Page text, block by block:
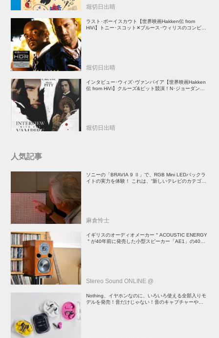
堀切日出晴
ラスト･ボーイスカウト【世界映画Hakken伝 from
HiVi】トニー･スコット✕ブルース･ウィリスのコンビが
堀切日出晴
インタビュー･ウィズ･ヴァンパイア【世界映画Hakken
伝 from HiVi】クルーズ&ピット競演！N･ジョーダン監
堀切日出晴
人気記事
ソニーの「BRAVIA 9 Ⅱ」で、RGB Mini LEDバックラ
イトの実力を体験！ これは、“新しいテレビのカテゴリ
麻倉怜士
イギリスのオーディオメーカー＂ACOUSTIC ENERGY
＂が40年前に発売した小型スピーカー「AE1」の40周
Stereo Sound ONLINE @
Nothing、イヤホンなのに、いろいろ使える全部入りモ
デルを発売！音だけじゃない！音のキャプチャーや、会